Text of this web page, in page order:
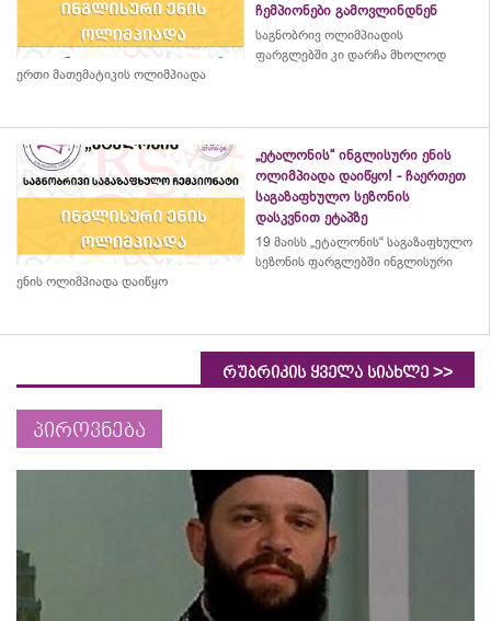
ჩემპიონები გამოვლინდნენ
საგნობრივ ოლიმპიადის
ფარგლებში კი დარჩა მხოლოდ
ერთი მათემატიკის ოლიმპიადა
„ეტალონის“ ინგლისური ენის
ოლიმპიადა დაიწყო! - ჩაერთეთ
საგაზაფხულო სეზონის
დასკვნით ეტაპზე
19 მაისს „ეტალონის“ საგაზაფხულო
სეზონის ფარგლებში ინგლისური
ენის ოლიმპიადა დაიწყო
რუბრიკის ყველა სიახლე >>
პიროვნება